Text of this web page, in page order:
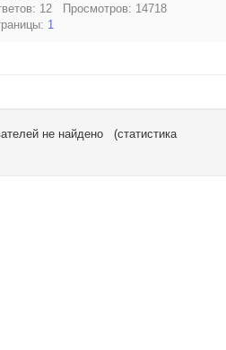
12 Просмотров: 14718
1
не найдено (статистика